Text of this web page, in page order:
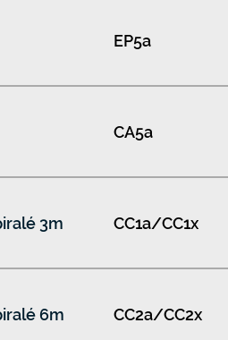
EP5a
CA5a
3m CC1a/CC1x
6m CC2a/CC2x